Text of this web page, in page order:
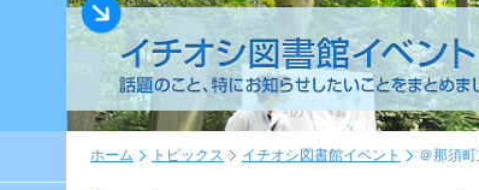
ホーム トピックス イチオシ図書館イベント ＠那須